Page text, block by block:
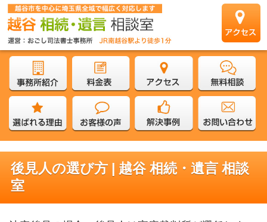
後見人の選び方 | 越谷 相続・遺言 相談
室